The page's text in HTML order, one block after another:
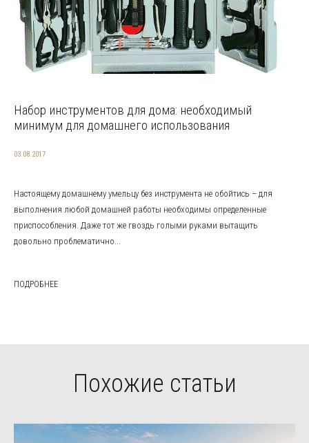
Набор инструментов для дома: необходимый
минимум для домашнего использования
03.08.2017
Настоящему домашнему умельцу без инструмента не обойтись – для
выполнения любой домашней работы необходимы определенные
приспособления. Даже тот же гвоздь голыми руками вытащить
довольно проблематично...
ПОДРОБНЕЕ
Похожие статьи